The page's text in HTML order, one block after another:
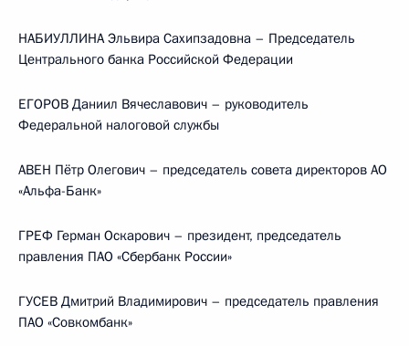
НАБИУЛЛИНА Эльвира Сахипзадовна – Председатель
Центрального банка Российской Федерации
ЕГОРОВ Даниил Вячеславович – руководитель
Федеральной налоговой службы
АВЕН Пётр Олегович – председатель совета директоров АО
«Альфа-Банк»
ГРЕФ Герман Оскарович – президент, председатель
правления ПАО «Сбербанк России»
ГУСЕВ Дмитрий Владимирович – председатель правления
ПАО «Совкомбанк»